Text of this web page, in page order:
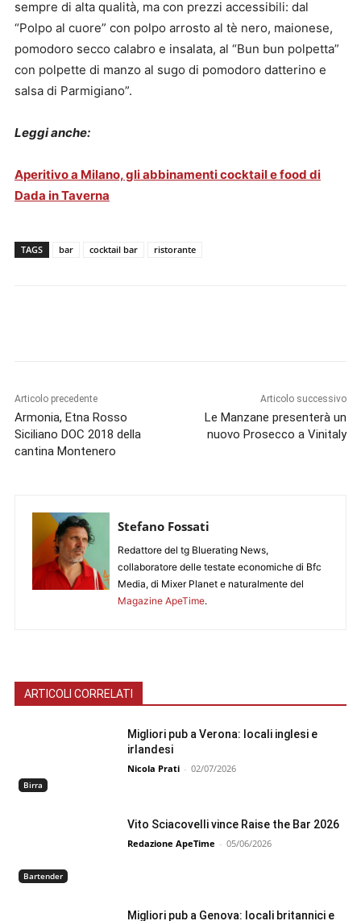
sempre di alta qualità, ma con prezzi accessibili: dal
“Polpo al cuore” con polpo arrosto al tè nero, maionese,
pomodoro secco calabro e insalata, al “Bun bun polpetta”
con polpette di manzo al sugo di pomodoro datterino e
salsa di Parmigiano”.
Leggi anche:
Aperitivo a Milano, gli abbinamenti cocktail e food di
Dada in Taverna
TAGS bar cocktail bar ristorante
Articolo precedente
Armonia, Etna Rosso
Siciliano DOC 2018 della
cantina Montenero
Articolo successivo
Le Manzane presenterà un
nuovo Prosecco a Vinitaly
Stefano Fossati
Redattore del tg Bluerating News,
collaboratore delle testate economiche di Bfc
Media, di Mixer Planet e naturalmente del
Magazine ApeTime.
ARTICOLI CORRELATI
Birra
Migliori pub a Verona: locali inglesi e
irlandesi
Nicola Prati - 02/07/2026
Bartender
Vito Sciacovelli vince Raise the Bar 2026
Redazione ApeTime - 05/06/2026
Migliori pub a Genova: locali britannici e